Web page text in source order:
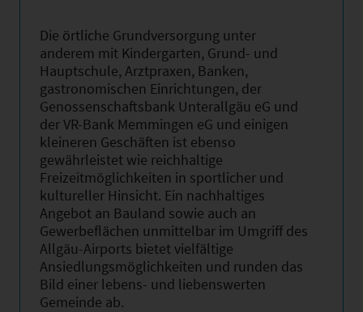
Die örtliche Grundversorgung unter
anderem mit Kindergarten, Grund- und
Hauptschule, Arztpraxen, Banken,
gastronomischen Einrichtungen, der
Genossenschaftsbank Unterallgäu eG und
der VR-Bank Memmingen eG und einigen
kleineren Geschäften ist ebenso
gewährleistet wie reichhaltige
Freizeitmöglichkeiten in sportlicher und
kultureller Hinsicht. Ein nachhaltiges
Angebot an Bauland sowie auch an
Gewerbeflächen unmittelbar im Umgriff des
Allgäu-Airports bietet vielfältige
Ansiedlungsmöglichkeiten und runden das
Bild einer lebens- und liebenswerten
Gemeinde ab.